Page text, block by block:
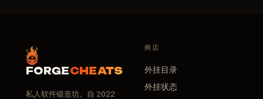
FORGECHEATS
私人软件锻造坊。自 2022
商店
外挂目录
外挂状态